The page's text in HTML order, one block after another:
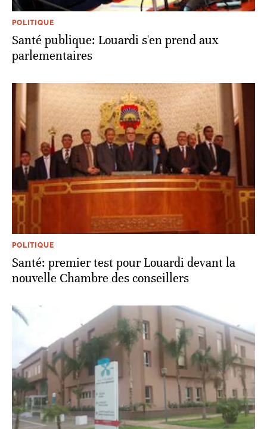
POLITIQUE
Santé publique: Louardi s'en prend aux
parlementaires
POLITIQUE
Santé: premier test pour Louardi devant la
nouvelle Chambre des conseillers